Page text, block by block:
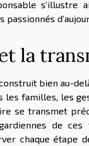
s’illustre
la
bien au-
les familles, les
se transmet
gardiennes de
chaque étape